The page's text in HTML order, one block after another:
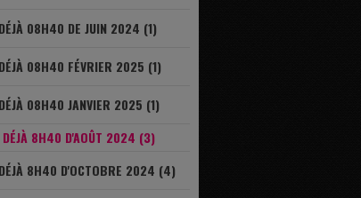
08H40 DE JUIN 2024 (1)
08H40 FÉVRIER 2025 (1)
08H40 JANVIER 2025 (1)
DÉJÀ 8H40 D'AOÛT 2024 (3)
8H40 D'OCTOBRE 2024 (4)